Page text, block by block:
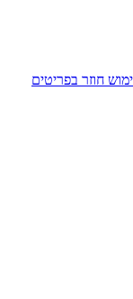
חוזר בפריטים